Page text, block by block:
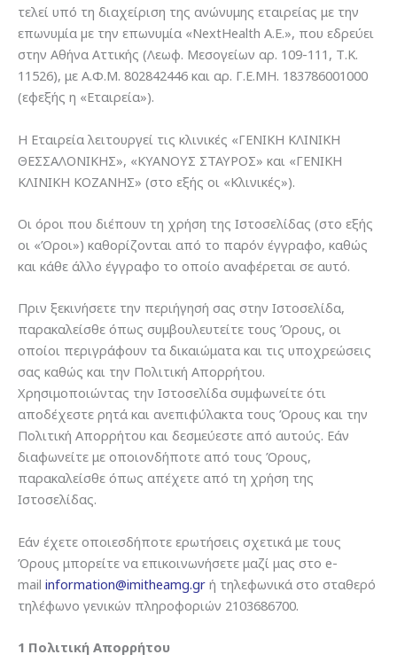
τελεί υπό τη διαχείριση της ανώνυμης εταιρείας με την
επωνυμία µε την επωνυμία «NextHealth Α.Ε.», που εδρεύει
στην Αθήνα Αττικής (Λεωφ. Μεσογείων αρ. 109-111, Τ.Κ.
11526), με Α.Φ.Μ. 802842446 και αρ. Γ.Ε.ΜΗ. 183786001000
(εφεξής η «Εταιρεία»).
Η Εταιρεία λειτουργεί τις κλινικές «ΓΕΝΙΚΗ ΚΛΙΝΙΚΗ
ΘΕΣΣΑΛΟΝΙΚΗΣ», «ΚΥΑΝΟΥΣ ΣΤΑΥΡΟΣ» και «ΓΕΝΙΚΗ
ΚΛΙΝΙΚΗ ΚΟΖΑΝΗΣ» (στο εξής οι «Κλινικές»).
Οι όροι που διέπουν τη χρήση της Ιστοσελίδας (στο εξής
οι «Όροι») καθορίζονται από το παρόν έγγραφο, καθώς
και κάθε άλλο έγγραφο το οποίο αναφέρεται σε αυτό.
Πριν ξεκινήσετε την περιήγησή σας στην Ιστοσελίδα,
παρακαλείσθε όπως συμβουλευτείτε τους Όρους, οι
οποίοι περιγράφουν τα δικαιώματα και τις υποχρεώσεις
σας καθώς και την Πολιτική Απορρήτου.
Χρησιμοποιώντας την Ιστοσελίδα συμφωνείτε ότι
αποδέχεστε ρητά και ανεπιφύλακτα τους Όρους και την
Πολιτική Απορρήτου και δεσμεύεστε από αυτούς. Εάν
διαφωνείτε με οποιονδήποτε από τους Όρους,
παρακαλείσθε όπως απέχετε από τη χρήση της
Ιστοσελίδας.
Εάν έχετε οποιεσδήποτε ερωτήσεις σχετικά με τους
Όρους μπορείτε να επικοινωνήσετε μαζί μας στο e-
mail information@imitheamg.gr ή τηλεφωνικά στο σταθερό
τηλέφωνο γενικών πληροφοριών 2103686700.
1 Πολιτική Απορρήτου